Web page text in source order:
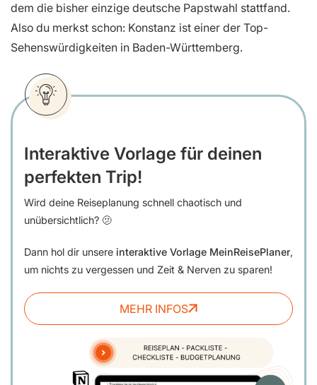
dem die bisher einzige deutsche Papstwahl stattfand.
Also du merkst schon: Konstanz ist einer der Top-
Sehenswürdigkeiten in Baden-Württemberg.
Interaktive Vorlage für deinen
perfekten Trip!
Wird deine Reiseplanung schnell chaotisch und
unübersichtlich? 🫤
Dann hol dir unsere interaktive Vorlage MeinReisePlaner,
um nichts zu vergessen und Zeit & Nerven zu sparen!
MEHR INFOS